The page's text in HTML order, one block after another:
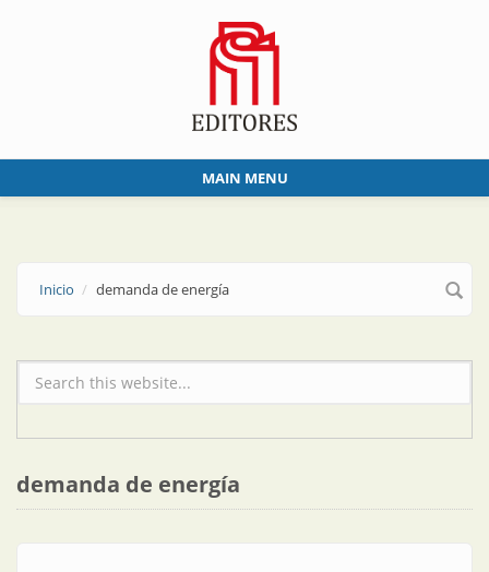
MAIN MENU
Inicio demanda de energía
Formulario de búsqueda
demanda de energía